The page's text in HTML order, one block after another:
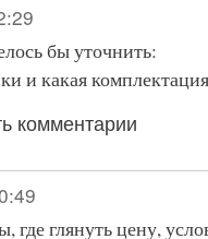
бы уточнить:
и какая
комментарии
где глянуть цену,